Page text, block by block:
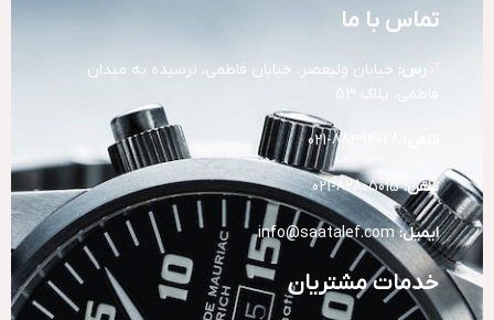
تماس با ما
رس: خیابان ولیعصر، خیابان فاطمی، نرسیده به میدان
فاطمی، پلاک 53
تلفن:82805015-021
ایمیل: info@saatalef.com
خدمات مشتریان